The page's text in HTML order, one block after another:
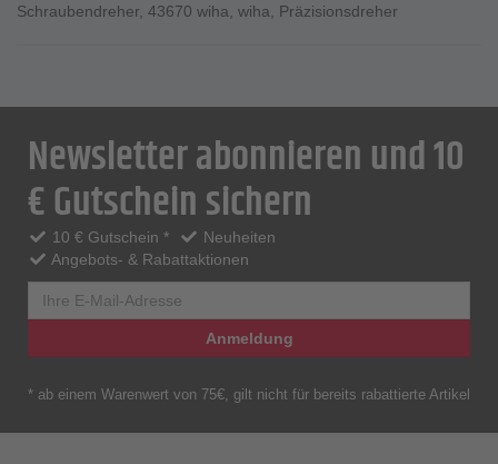
Schraubendreher, 43670 wiha, wiha, Präzisionsdreher
Newsletter abonnieren und 10
€ Gutschein sichern
10 € Gutschein *
Neuheiten
Angebots- & Rabattaktionen
Anmeldung
* ab einem Warenwert von 75€, gilt nicht für bereits rabattierte Artikel